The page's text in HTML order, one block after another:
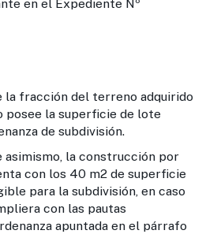
en el Expediente Nº
del terreno adquirido
posee la superficie de lote
de subdivisión.
la construcción por
con los 40 m2 de superficie
para la subdivisión, en caso
con las pautas
apuntada en el párrafo